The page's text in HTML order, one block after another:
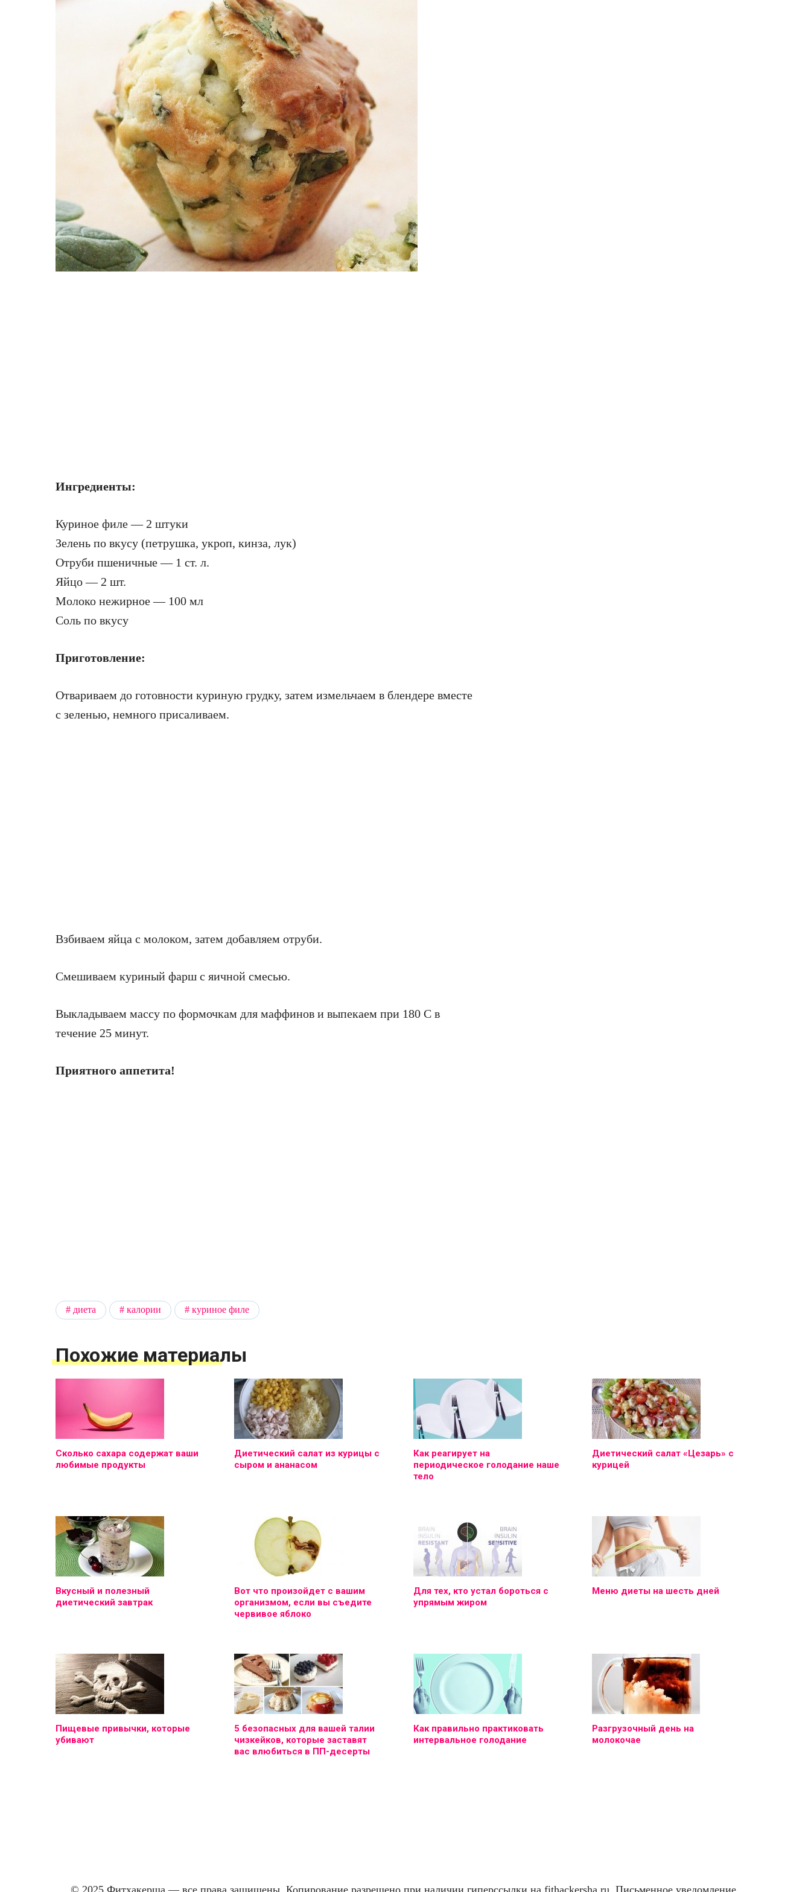
Ингредиенты:
Куриное филе — 2 штуки
Зелень по вкусу (петрушка, укроп, кинза, лук)
Отруби пшеничные — 1 ст. л.
Яйцо — 2 шт.
Молоко нежирное — 100 мл
Соль по вкусу
Приготовление:
Отвариваем до готовности куриную грудку, затем измельчаем в блендере вместе
с зеленью, немного присаливаем.
Взбиваем яйца с молоком, затем добавляем отруби.
Смешиваем куриный фарш с яичной смесью.
Выкладываем массу по формочкам для маффинов и выпекаем при 180 С в
течение 25 минут.
Приятного аппетита!
диета калории куриное филе
Похожие материалы
Сколько сахара содержат ваши
любимые продукты
Диетический салат из курицы с
сыром и ананасом
Как реагирует на
периодическое голодание наше
тело
Диетический салат «Цезарь» с
курицей
Вкусный и полезный
диетический завтрак
Вот что произойдет с вашим
организмом, если вы съедите
червивое яблоко
Для тех, кто устал бороться с
упрямым жиром
Меню диеты на шесть дней
Пищевые привычки, которые
убивают
5 безопасных для вашей талии
чизкейков, которые заставят
вас влюбиться в ПП-десерты
Как правильно практиковать
интервальное голодание
Разгрузочный день на
молокочае
© 2025 Фитхакерша — все права защищены. Копирование разрешено при наличии гиперссылки на fithackersha.ru. Письменное уведомление